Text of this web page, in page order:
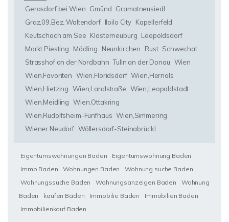
Gerasdorf bei Wien Gmünd Gramatneusiedl
Graz,09.Bez.:Waltendorf Iloilo City Kapellerfeld
Keutschach am See Klosterneuburg Leopoldsdorf
Markt Piesting
Mödling Neunkirchen Rust Schwechat
Strasshof an der Nordbahn Tulln an der Donau Wien
Wien,Favoriten Wien,Floridsdorf Wien,Hernals
Wien,Hietzing Wien,Landstraße Wien,Leopoldstadt
Wien,Meidling Wien,Ottakring
Wien,Rudolfsheim-Fünfhaus Wien,Simmering
Wiener Neudorf Wöllersdorf-Steinabrückl
Eigentumswohnungen Baden
Eigentumswohnung Baden
Immo Baden
Wohnungen Baden
Wohnung suche Baden
Wohnungssuche Baden
Wohnungsanzeigen Baden
Wohnung
Baden
kaufen Baden Immobilie Baden
Immobilien Baden
Immobilienkauf Baden